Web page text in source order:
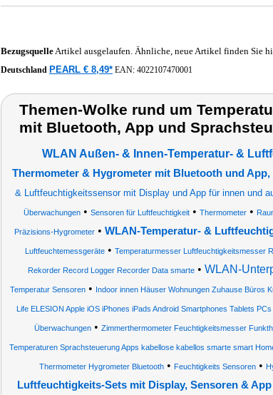
BezugsquelleArtikel ausgelaufen. Ähnliche, neue Artikel finden Sie
Deutschland PEARL € 8,49* EAN: 4022107470001
Themen-Wolke rund um
mit Bluetooth, App und
WLAN Außen- & Innen-Temperatur- &
Thermometer & Hygrometer mit Bluetooth und
& Luftfeuchtigkeitssensor mit Display und App für innen und
Überwachungen • Sensoren für Luftfeuchtigkeit • Thermometer •
Präzisions-Hygrometer• WLAN-Temperatur- &
Luftfeuchtemessgeräte• Temperaturmesser Luftfeuchtigkeitsmesser
Rekorder Record Logger Recorder Data smarte • WLAN-
Temperatur Sensoren• Indoor innen Häuser Wohnungen Zuhause Büros
Life ELESION Apple iOS iPhones iPads Android Smartphones Tablets
Überwachungen• Zimmerthermometer Feuchtigkeitsmesser
Temperaturen Sprachsteuerung Apps kabellose kabellos smarte smart
Thermometer Hygrometer Bluetooth• Feuchtigkeits Sensoren•
Luftfeuchtigkeits-Sets mit Display, Sensoren & App